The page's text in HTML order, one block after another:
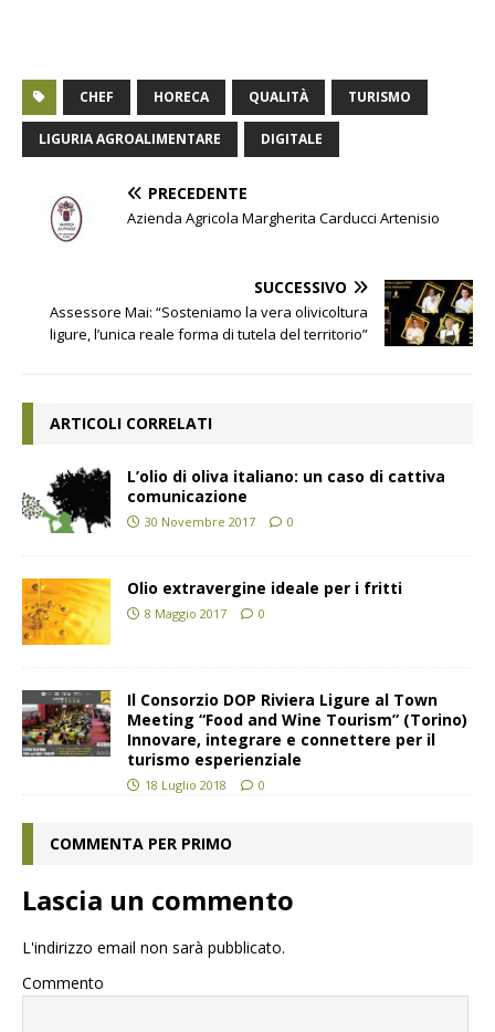
CHEF HORECA QUALITÀ TURISMO
LIGURIA AGROALIMENTARE DIGITALE
PRECEDENTE
Azienda Agricola Margherita Carducci Artenisio
SUCCESSIVO
Assessore Mai: “Sosteniamo la vera olivicoltura
ligure, l’unica reale forma di tutela del territorio”
ARTICOLI CORRELATI
L’olio di oliva italiano: un caso di cattiva
comunicazione
30 Novembre 2017 0
Olio extravergine ideale per i fritti
8 Maggio 2017 0
Il Consorzio DOP Riviera Ligure al Town
Meeting “Food and Wine Tourism” (Torino)
Innovare, integrare e connettere per il
turismo esperienziale
18 Luglio 2018 0
COMMENTA PER PRIMO
Lascia un commento
L'indirizzo email non sarà pubblicato.
Commento